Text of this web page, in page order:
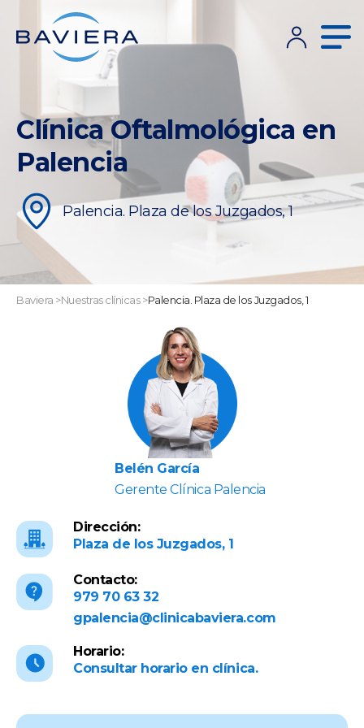
Clínica Oftalmológica en
Palencia
Palencia. Plaza de los Juzgados, 1
Baviera >Nuestras clínicas>Palencia. Plaza de los Juzgados, 1
Belén García
Gerente Clínica Palencia
Dirección:
Plaza de los Juzgados, 1
Contacto:
979 70 63 32
gpalencia@clinicabaviera.com
Horario:
Consultar horario en clínica.